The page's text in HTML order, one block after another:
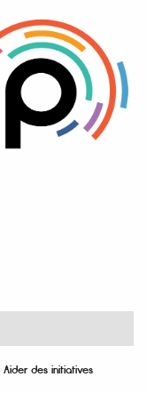
Aider des initiatives